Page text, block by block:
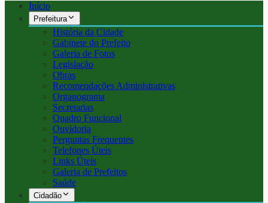
Início
Prefeitura
História da Cidade
Gabinete do Prefeito
Galeria de Fotos
Legislação
Obras
Recomendações Administrativas
Organograma
Secretarias
Quadro Funcional
Ouvidoria
Perguntas Frequentes
Telefones Úteis
Links Úteis
Galeria de Prefeitos
Saúde
Cidadão